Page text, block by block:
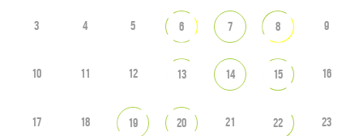
3 4 5 6 7 8 9
10 11 12 13 14 15 16
17 18 19 20 21 22 23